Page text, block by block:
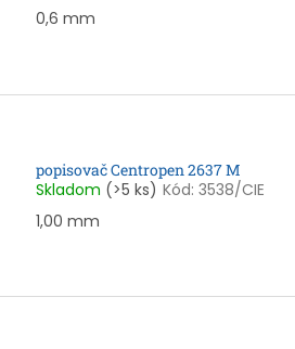
0,6 mm
popisovač Centropen 2637 M
Skladom (>5 ks) Kód: 3538/CIE
1,00 mm